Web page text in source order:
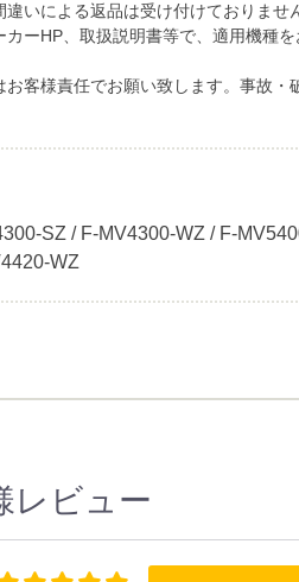
いによる返品は受け付けておりませ
ーHP、取扱説明書等で、適用機種
客様責任でお願い致します。事故・
SZ / F-MV4300-WZ / F-
WZ
レビュー